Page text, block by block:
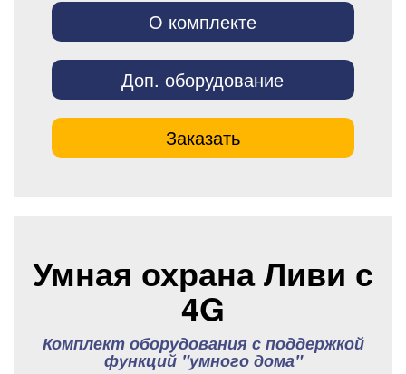
О комплекте
Доп. оборудование
Заказать
Умная охрана Ливи с
4G
Комплект оборудования с поддержкой
функций "умного дома"